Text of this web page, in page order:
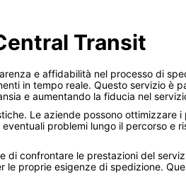
Transit
e affidabilità nel processo di
in tempo reale. Questo servizio è
e aumentando la fiducia nel
Le aziende possono ottimizzare
problemi lungo il percorso e
confrontare le prestazioni del
proprie esigenze di spedizione.